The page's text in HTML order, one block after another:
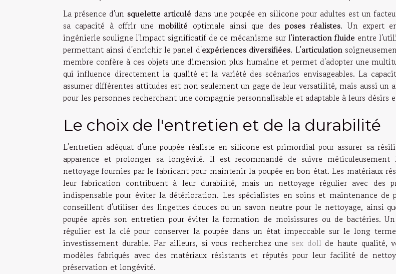
La présence d'un squelette articulé dans une poupée en silicone pour adultes est un
sa capacité à offrir une mobilité optimale ainsi que des poses réalistes. Un expert
ingénierie souligne l'impact significatif de ce mécanisme sur l'interaction fluide entre
permettant ainsi d'enrichir le panel d'expériences diversifiées. L'articulation
membre confère à ces objets une dimension plus humaine et permet d'adopter une
qui influence directement la qualité et la variété des scénarios envisageables. La
assumer différentes attitudes est non seulement un gage de leur versatilité, mais aussi un
pour les personnes recherchant une compagnie personnalisable et adaptable à leurs désirs
Le choix de l'entretien et de la durabilité
L'entretien adéquat d'une poupée réaliste en silicone est primordial pour assurer sa
apparence et prolonger sa longévité. Il est recommandé de suivre
nettoyage fournies par le fabricant pour maintenir la poupée en bon état. Les matériaux
leur fabrication contribuent à leur durabilité, mais un nettoyage régulier avec des
indispensable pour éviter la détérioration. Les spécialistes en soins et maintenance de
conseillent d'utiliser des lingettes douces ou un savon neutre pour le nettoyage, ainsi
poupée après son entretien pour éviter la formation de moisissures ou de bactéries.
régulier est la clé pour conserver la poupée dans un état impeccable sur le long
investissement durable. Par ailleurs, si vous recherchez une sex doll de haute qualité,
modèles fabriqués avec des matériaux résistants et réputés pour leur facilité de
préservation et longévité.